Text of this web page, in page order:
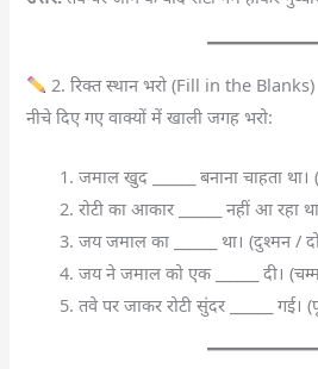
2. रिक्त स्थान भरो (Fill in the Blanks)
नीचे दिए गए वाक्यों में खाली जगह भरो:
जमाल खुद ______ बनाना चाहता था।
रोटी का आकार ______ नहीं आ रहा
जय जमाल का ______ था। (दुश्मन /
जय ने जमाल को एक ______ दी।
तवे पर जाकर रोटी सुंदर ______ गई।